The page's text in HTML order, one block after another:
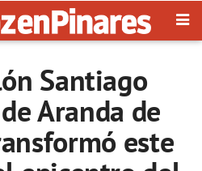
Santiago
Aranda de
este